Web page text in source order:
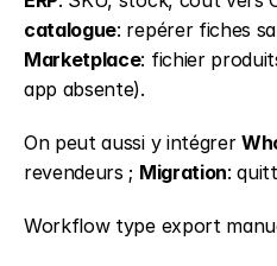
catalogue
Marketplace: fichier
app absente).
On peut aussi y intégrer
revendeurs ; Migration:
Workflow type export